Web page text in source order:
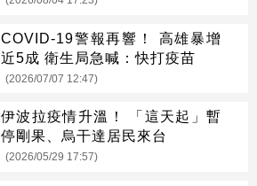
COVID-19警報再響！ 高雄暴增
近5成 衛生局急喊：快打疫苗
(2026/07/07 12:47)
伊波拉疫情升溫！ 「這天起」暫
停剛果、烏干達居民來台
(2026/05/29 17:57)